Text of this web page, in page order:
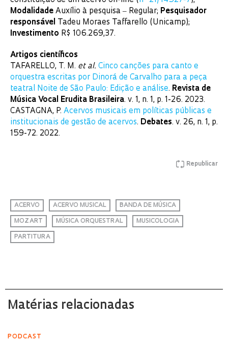
Modalidade Auxílio à pesquisa ‒ Regular; Pesquisador
responsável Tadeu Moraes Taffarello (Unicamp);
Investimento R$ 106.269,37.
Artigos científicos
TAFARELLO, T. M. et al. Cinco canções para canto e
orquestra escritas por Dinorá de Carvalho para a peça
teatral Noite de São Paulo: Edição e análise. Revista de
Música Vocal Erudita Brasileira. v. 1, n. 1, p. 1-26. 2023.
CASTAGNA, P. Acervos musicais em políticas públicas e
institucionais de gestão de acervos. Debates. v. 26, n. 1, p.
159-72. 2022.
Republicar
ACERVO ACERVO MUSICAL BANDA DE MÚSICA
MOZART MÚSICA ORQUESTRAL MUSICOLOGIA
PARTITURA